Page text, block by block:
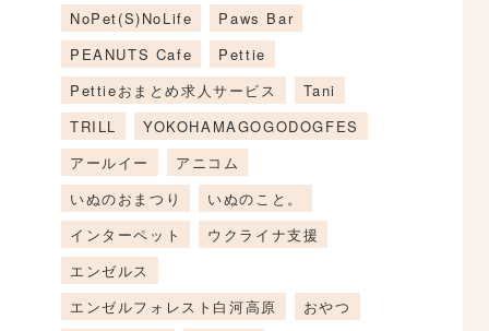
NoPet(S)NoLife
Paws Bar
PEANUTS Cafe
Pettie
Pettieおまとめ求人サービス
Tani
TRILL
YOKOHAMAGOGODOGFES
アールイー
アニコム
いぬのおまつり
いぬのこと。
インターペット
ウクライナ支援
エンゼルス
エンゼルフォレスト白河高原
おやつ